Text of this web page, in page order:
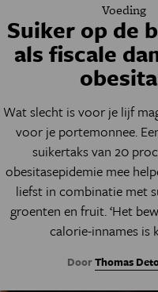
Voeding
Suiker op de
als fiscale
Wat slecht is voor je lijf
voor je portemonnee.
suikertaks van 20
obesitasepidemie mee
liefst in combinatie met
groenten en fruit. ‘Het
calorie-innames is
DoorThomas